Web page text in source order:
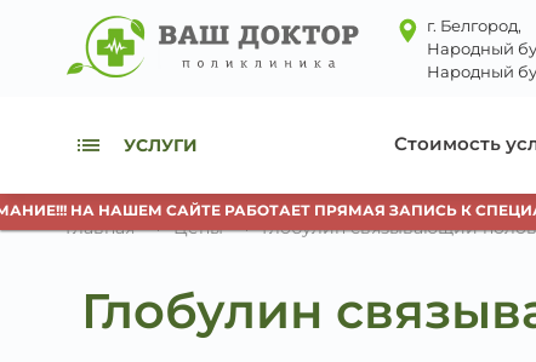
г. Белгород,
Народный
Народный
УСЛУГИ Стоимость
НА НАШЕМ САЙТЕ РАБОТАЕТ ПРЯМАЯ ЗАПИСЬ К
Главная Цены Глобулин связывающий
Глобулин